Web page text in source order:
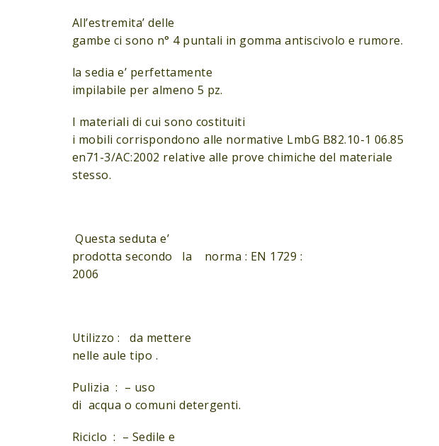
All’estremita’ delle
gambe ci sono n° 4 puntali in gomma antiscivolo e rumore.
la sedia e’ perfettamente
impilabile per almeno 5 pz.
I materiali di cui sono costituiti
i mobili corrispondono alle normative LmbG B82.10-1 06.85
en71-3/AC:2002 relative alle prove chimiche del materiale
stesso.
Questa seduta e’
prodotta secondo la norma : EN 1729 :
2006
Utilizzo : da mettere
nelle aule tipo .
Pulizia : – uso
di acqua o comuni detergenti.
Riciclo : – Sedile e